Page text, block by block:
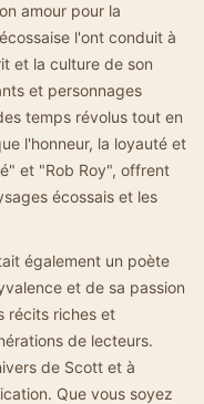
amour pour la
l'ont conduit à
et la culture de son
et personnages
temps révolus tout en
l'honneur, la loyauté et
et "Rob Roy", offrent
écossais et les
également un poète
et de sa passion
récits riches et
de lecteurs.
de Scott et à
Que vous soyez